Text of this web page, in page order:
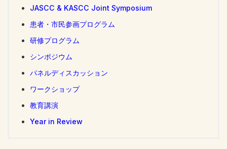
JASCC & KASCC Joint Symposium
患者・市民参画プログラム
研修プログラム
シンポジウム
パネルディスカッション
ワークショップ
教育講演
Year in Review